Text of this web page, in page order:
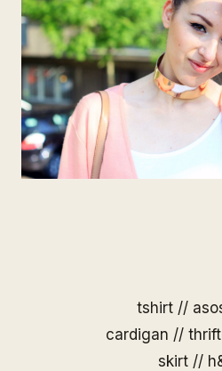
tshirt //
cardigan //
skirt //